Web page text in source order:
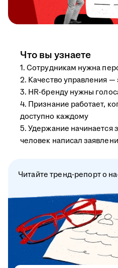
Что вы узнаете
1. Сотрудникам нужна
2. Качество управления
3. HR-бренду нужны
4. Признание работает,
доступно каждому
5. Удержание начинается
человек написал
Читайте тренд-репорт о